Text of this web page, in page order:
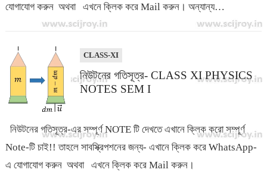
যোগাযোগ করুন অথবা এখনে ক্লিক করে Mail করুন। অন্যান্য…
CLASS-XI
নিউটনের গতিসূত্র- CLASS XI PHYSICS
NOTES SEM I
নিউটনের গতিসূত্র-এর সম্পূর্ণ NOTE টি দেখতে এখানে ক্লিক করো সম্পূর্ণ
Note-টি চাই!! তাহলে সাবস্ক্রিপশনের জন্য- এখানে ক্লিক করে WhatsApp-
এ যোগাযোগ করুন অথবা এখনে ক্লিক করে Mail করুন।